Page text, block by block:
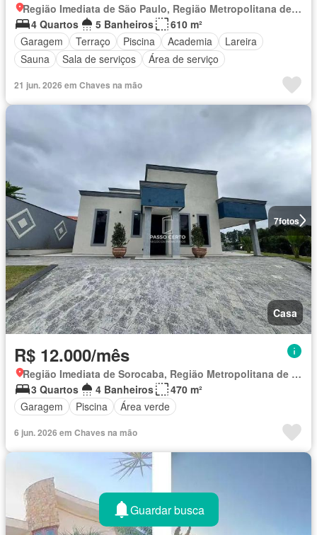
Região Imediata de São Paulo, Região Metropolitana de São Paulo
4 Quartos
5 Banheiros
610 m²
Garagem
Terraço Piscina Academia
Lareira
Sauna
Sala de serviços Área de serviço
21 jun. 2026 em Chaves na mão
7fotos
Casa
R$ 12.000/mês
Região Imediata de Sorocaba, Região Metropolitana de Sorocaba
3 Quartos
4 Banheiros
470 m²
Garagem
Piscina Área verde
6 jun. 2026 em Chaves na mão
Guardar busca